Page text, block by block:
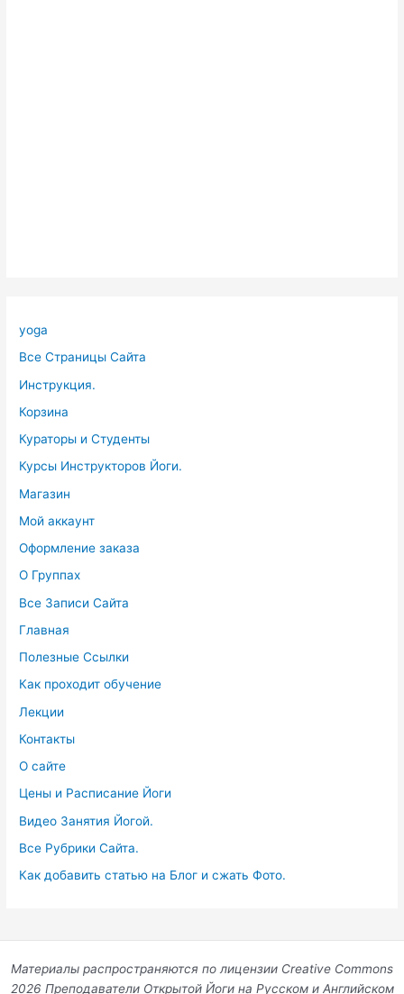
yoga
Все Страницы Сайта
Инструкция.
Корзина
Кураторы и Студенты
Курсы Инструкторов Йоги.
Магазин
Мой аккаунт
Оформление заказа
О Группах
Все Записи Сайта
Главная
Полезные Ссылки
Как проходит обучение
Лекции
Контакты
О сайте
Цены и Расписание Йоги
Видео Занятия Йогой.
Все Рубрики Сайта.
Как добавить статью на Блог и сжать Фото.
Материалы распространяются по лицензии Creative Commons
2026 Преподаватели Открытой Йоги на Русском и Английском